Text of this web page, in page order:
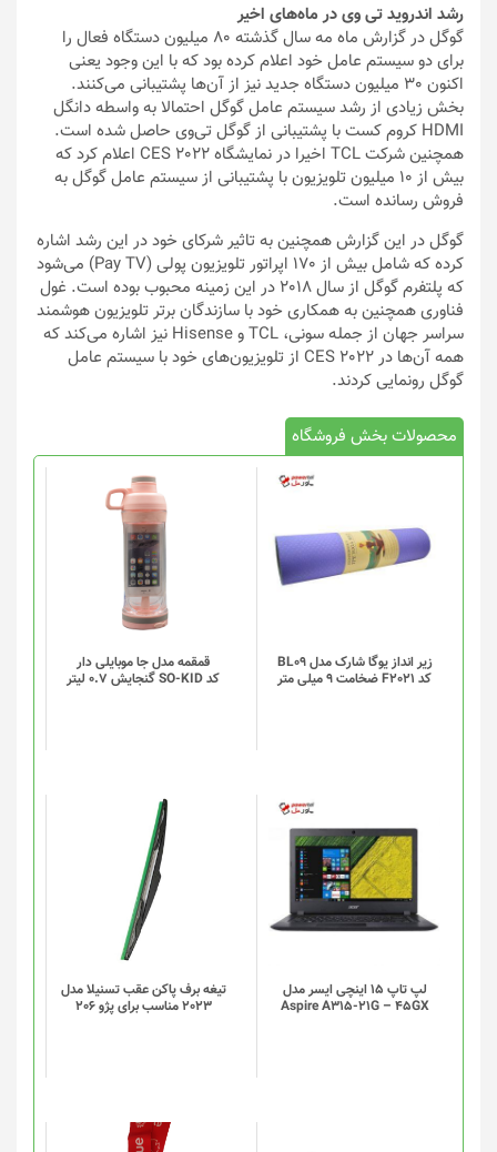
رشد اندروید تی وی در ماه‌های اخیر
گوگل در گزارش ماه مه سال گذشته 80 میلیون دستگاه فعال را
برای دو سیستم عامل خود اعلام کرده بود که با این وجود یعنی
اکنون 30 میلیون دستگاه جدید نیز از آن‌ها پشتیبانی می‌کنند.
بخش زیادی از رشد سیستم عامل گوگل احتمالا به واسطه دانگل
HDMI کروم کست با پشتیبانی از گوگل تی‌وی حاصل شده است.
همچنین شرکت TCL اخیرا در نمایشگاه CES 2022 اعلام کرد که
بیش از 10 میلیون تلویزیون با پشتیبانی از سیستم عامل گوگل به
فروش رسانده است.
گوگل در این گزارش همچنین به تاثیر شرکای خود در این رشد اشاره
کرده که شامل بیش از 170 اپراتور تلویزیون پولی (Pay TV) می‌شود
که پلتفرم گوگل از سال 2018 در این زمینه محبوب بوده است. غول
فناوری همچنین به همکاری خود با سازندگان برتر تلویزیون هوشمند
سراسر جهان از جمله سونی، TCL و Hisense نیز اشاره می‌کند که
همه آن‌ها در CES 2022 از تلویزیون‌های خود با سیستم عامل
گوگل رونمایی کردند.
محصولات بخش فروشگاه
زیر انداز یوگا شارک مدل BL09
کد F2021 ضخامت 9 میلی متر
قمقمه مدل جا موبایلی دار
کد SO-KID گنجایش 0.7 لیتر
این
محصول
دارای
انواع
مختلفی
می
باشد.
گزینه
ها
لپ تاپ 15 اینچی ایسر مدل
Aspire A315-21G – 45GX
تیغه برف پاکن عقب تسنیلا مدل
2023 مناسب برای پژو 206